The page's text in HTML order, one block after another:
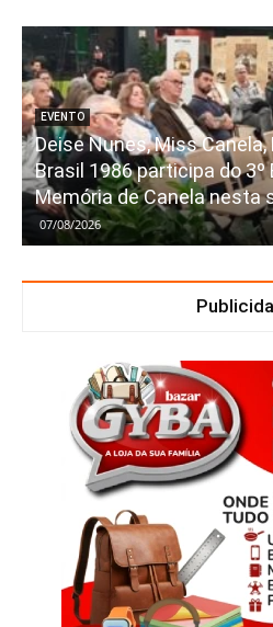
EVENTO
Deise Nunes, Miss
Brasil 1986 participa do 3º
Memória de Canela nesta
07/08/2026